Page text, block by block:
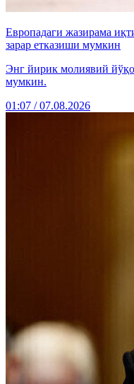
Европадаги жазирама
зарар етказиши мумкин
Энг йирик молиявий
мумкин.
01:07 / 07.08.2026